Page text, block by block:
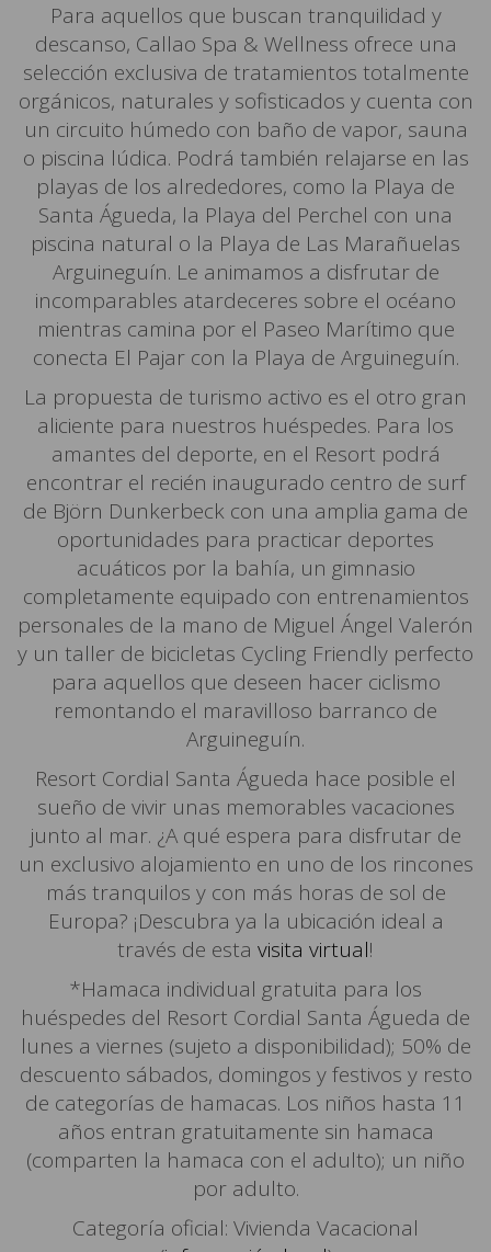
Para aquellos que buscan tranquilidad y
descanso, Callao Spa & Wellness ofrece una
selección exclusiva de tratamientos totalmente
orgánicos, naturales y sofisticados y cuenta con
un circuito húmedo con baño de vapor, sauna
o piscina lúdica. Podrá también relajarse en las
playas de los alrededores, como la Playa de
Santa Águeda, la Playa del Perchel con una
piscina natural o la Playa de Las Marañuelas
Arguineguín. Le animamos a disfrutar de
incomparables atardeceres sobre el océano
mientras camina por el Paseo Marítimo que
conecta El Pajar con la Playa de Arguineguín.
La propuesta de turismo activo es el otro gran
aliciente para nuestros huéspedes. Para los
amantes del deporte, en el Resort podrá
encontrar el recién inaugurado centro de surf
de Björn Dunkerbeck con una amplia gama de
oportunidades para practicar deportes
acuáticos por la bahía, un gimnasio
completamente equipado con entrenamientos
personales de la mano de Miguel Ángel Valerón
y un taller de bicicletas Cycling Friendly perfecto
para aquellos que deseen hacer ciclismo
remontando el maravilloso barranco de
Arguineguín.
Resort Cordial Santa Águeda hace posible el
sueño de vivir unas memorables vacaciones
junto al mar. ¿A qué espera para disfrutar de
un exclusivo alojamiento en uno de los rincones
más tranquilos y con más horas de sol de
Europa? ¡Descubra ya la ubicación ideal a
través de esta visita virtual!
*Hamaca individual gratuita para los
huéspedes del Resort Cordial Santa Águeda de
lunes a viernes (sujeto a disponibilidad); 50% de
descuento sábados, domingos y festivos y resto
de categorías de hamacas. Los niños hasta 11
años entran gratuitamente sin hamaca
(comparten la hamaca con el adulto); un niño
por adulto.
Categoría oficial: Vivienda Vacacional